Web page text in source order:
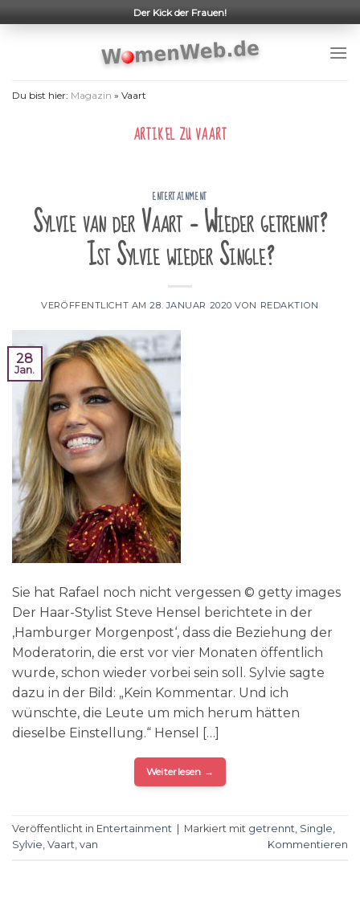
to
Der Kick der Frauen!
Du bist hier: Magazin » Vaart
ARTIKEL ZUVAART
ENTERTAINMENT
Sylvie van der Vaart – Wieder getrennt?
Ist Sylvie wieder Single?
VERÖFFENTLICHT AM28. JANUAR 2020 VON REDAKTION
28
Jan.
Sie hat Rafael noch nicht vergessen © getty images
Der Haar-Stylist Steve Hensel berichtete in der
‚Hamburger Morgenpost‘, dass die Beziehung der
Moderatorin, die erst vor vier Monaten öffentlich
wurde, schon wieder vorbei sein soll. Sylvie sagte
dazu in der Bild: „Kein Kommentar. Und ich
wünschte, die Leute um mich herum hätten
dieselbe Einstellung.“ Hensel […]
Weiterlesen →
Veröffentlicht in Entertainment Markiert mit getrennt Single
Sylvie Vaart van Kommentieren